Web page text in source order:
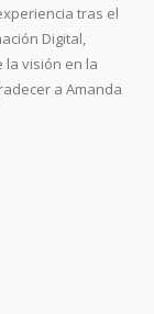
tras el
Digital,
la visión en la
a Amanda